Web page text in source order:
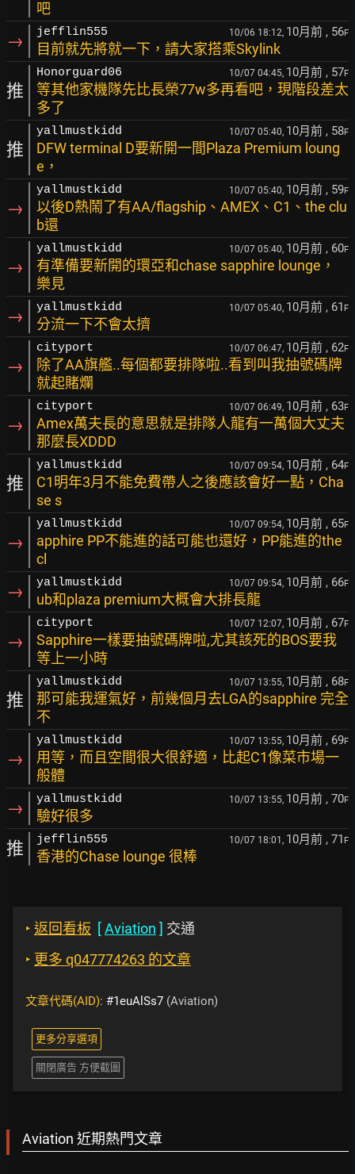
吧
→ jefflin555 10/06 18:12, 10月前 , 56F
目前就先將就一下，請大家搭乘Skylink
推
Honorguard06 10/07 04:45, 10月前 , 57F
等其他家機隊先比長榮77w多再看吧，現階段差太
多了
推
yallmustkidd 10/07 05:40, 10月前 , 58F
DFW terminal D要新開一間Plaza Premium loung
e，
→
yallmustkidd 10/07 05:40, 10月前 , 59F
以後D熱鬧了有AA/flagship、AMEX、C1、the clu
b還
→
yallmustkidd 10/07 05:40, 10月前 , 60F
有準備要新開的環亞和chase sapphire lounge，
樂見
→ yallmustkidd 10/07 05:40, 10月前 , 61 F
分流一下不會太擠
→
cityport 10/07 06:47, 10月前 , 62F
除了AA旗艦..每個都要排隊啦..看到叫我抽號碼牌
就起賭爛
→
cityport 10/07 06:49, 10月前 , 63F
Amex萬夫長的意思就是排隊人龍有一萬個大丈夫
那麼長XDDD
推
yallmustkidd 10/07 09:54, 10月前 , 64F
C1明年3月不能免費帶人之後應該會好一點，Cha
se s
→
yallmustkidd 10/07 09:54, 10月前 , 65F
apphire PP不能進的話可能也還好，PP能進的the
cl
→ yallmustkidd 10/07 09:54, 10月前 , 66F
ub和plaza premium大概會大排長龍
→
cityport 10/07 12:07, 10月前 , 67F
Sapphire一樣要抽號碼牌啦,尤其該死的BOS要我
等上一小時
推
yallmustkidd 10/07 13:55, 10月前 , 68F
那可能我運氣好，前幾個月去LGA的sapphire 完全
不
→
yallmustkidd 10/07 13:55, 10月前 , 69F
用等，而且空間很大很舒適，比起C1像菜市場一
般體
→ yallmustkidd 10/07 13:55, 10月前 , 70F
驗好很多
推 jefflin555 10/07 18:01, 10月前 , 71 F
香港的Chase lounge 很棒
‣ 返回看板 [Aviation ] 交通
‣ 更多 q047774263 的文章
文章代碼(AID): #1euAlSs7 (Aviation)
更多分享選項
關閉廣告 方便截圖
Aviation 近期熱門文章